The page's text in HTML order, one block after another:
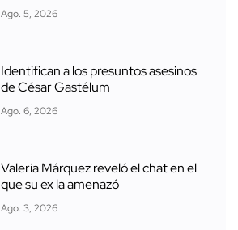
Ago. 5, 2026
Identifican a los presuntos asesinos
de César Gastélum
Ago. 6, 2026
Valeria Márquez reveló el chat en el
que su ex la amenazó
Ago. 3, 2026